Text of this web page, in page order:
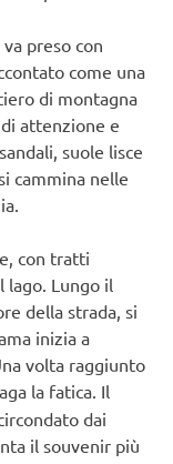
preso con
come una
di montagna
attenzione e
suole lisce
cammina nelle
con tratti
Lungo il
della strada, si
inizia a
volta raggiunto
la fatica. Il
dai
il souvenir più